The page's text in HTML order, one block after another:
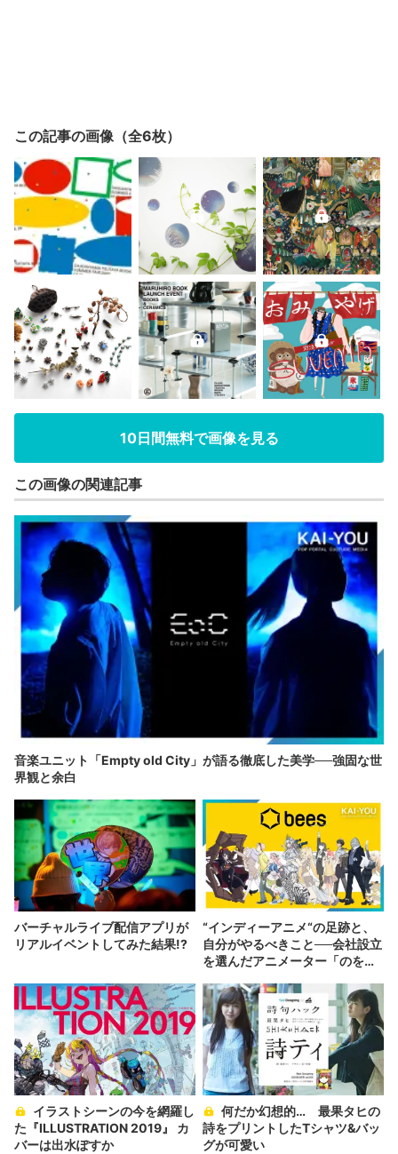
この記事の画像（全6枚）
10日間無料で画像を見る
この画像の関連記事
音楽ユニット「Empty old City」が語る徹底した美学──強固な世
界観と余白
バーチャルライブ配信アプリが
リアルイベントしてみた結果!?
“インディーアニメ“の足跡と、
自分がやるべきこと──会社設立
を選んだアニメーター「のを
た『ILLUSTRATION 2019』 カ
バーは出水ぽすか
詩をプリントしたTシャツ&バッ
グが可愛い